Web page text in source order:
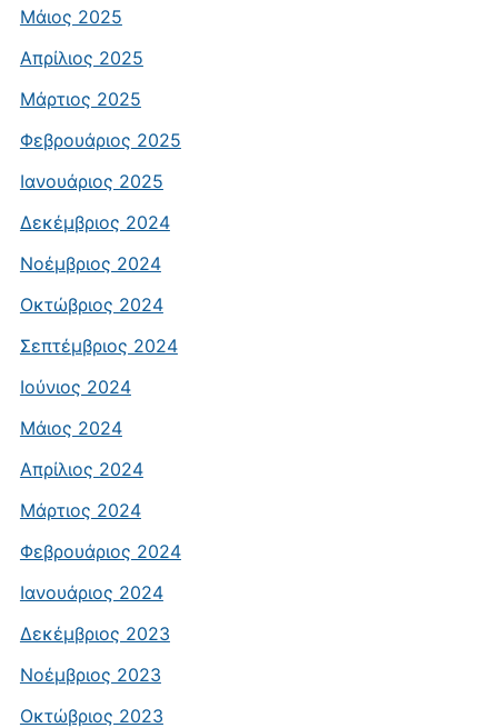
Μάιος 2025
Απρίλιος 2025
Μάρτιος 2025
Φεβρουάριος 2025
Ιανουάριος 2025
Δεκέμβριος 2024
Νοέμβριος 2024
Οκτώβριος 2024
Σεπτέμβριος 2024
Ιούνιος 2024
Μάιος 2024
Απρίλιος 2024
Μάρτιος 2024
Φεβρουάριος 2024
Ιανουάριος 2024
Δεκέμβριος 2023
Νοέμβριος 2023
Οκτώβριος 2023